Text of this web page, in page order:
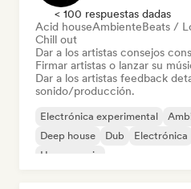
< 100 respuestas dadas
Acid houseAmbienteBeats /
Chill out
Dar a los artistas consejos
Firmar artistas o lanzar su
Dar a los artistas feedback
sonido/producción.
Electrónica experimental
Deep house
Dub Electrónica
House music